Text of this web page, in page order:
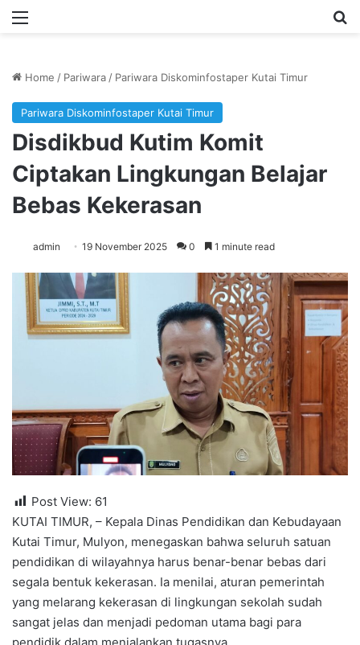
Menu
Home / Pariwara / Pariwara Diskominfostaper Kutai Timur
Pariwara Diskominfostaper Kutai Timur
Disdikbud Kutim Komit
Ciptakan Lingkungan Belajar
Bebas Kekerasan
admin 19 November 2025 0 1 minute read
Post View: 61
KUTAI TIMUR, – Kepala Dinas Pendidikan dan Kebudayaan
Kutai Timur, Mulyon, menegaskan bahwa seluruh satuan
pendidikan di wilayahnya harus benar-benar bebas dari
segala bentuk kekerasan. Ia menilai, aturan pemerintah
yang melarang kekerasan di lingkungan sekolah sudah
sangat jelas dan menjadi pedoman utama bagi para